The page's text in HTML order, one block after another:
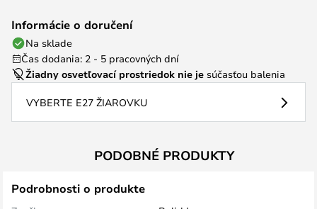
Informácie o doručení
Na sklade
Čas dodania: 2 - 5 pracovných dní
Žiadny osvetľovací prostriedok nie je súčasťou balenia
VYBERTE E27 ŽIAROVKU
PODOBNÉ PRODUKTY
Podrobnosti o produkte